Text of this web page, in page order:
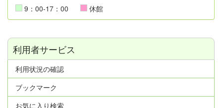
9：00-17：00 休館
利用者サービス
利用状況の確認
ブックマーク
お気に入り検索